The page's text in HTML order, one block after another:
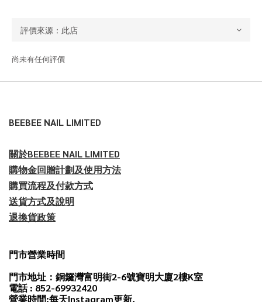
尚未有任何評價
BEEBEE NAIL LIMITED
關於BEEBEE NAIL LIMITED
購物金回贈計劃及使用方法
購買流程及付款方式
送貨方式及說明
退換貨政策
門市營業時間
門市地址：銅鑼灣富明街2-6號寶明大廈2樓K室
電話 : 852-69932420
營業時間:每天Instagram更新,